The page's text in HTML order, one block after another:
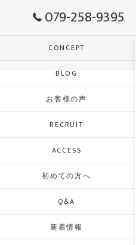
079-258-9395
CONCEPT
BLOG
お客様の声
RECRUIT
ACCESS
初めての方へ
Q&A
新着情報